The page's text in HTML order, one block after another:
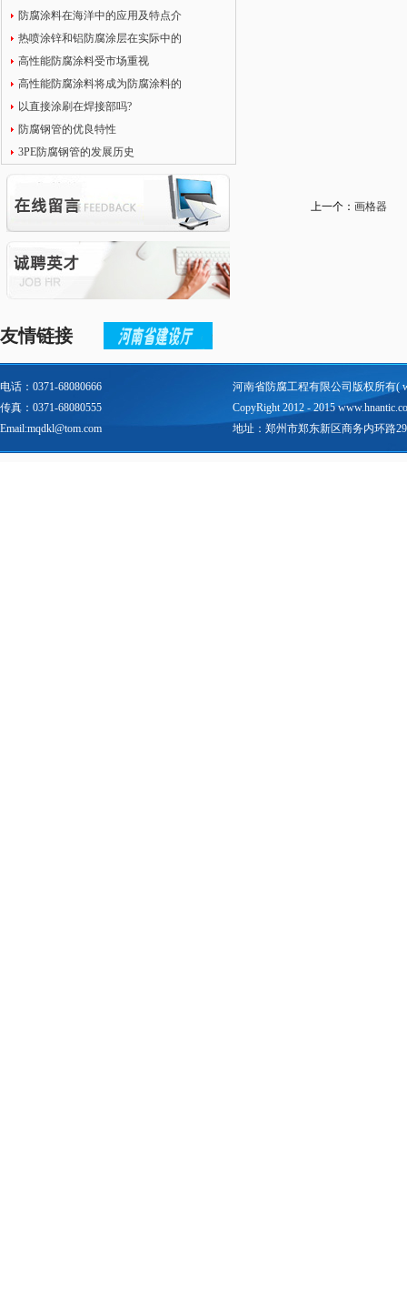
防腐涂料在海洋中的应用及特点介
热喷涂锌和铝防腐涂层在实际中的
高性能防腐涂料受市场重视
高性能防腐涂料将成为防腐涂料的
以直接涂刷在焊接部吗?
防腐钢管的优良特性
3PE防腐钢管的发展历史
上一个： 画格器
友情链接
电话：0371-68080666
传真：0371-68080555
Email:mqdkl@tom.com
河南省防腐工程有限公司版权所有(
CopyRight 2012 - 2015
地址：郑州市郑东新区商务内环